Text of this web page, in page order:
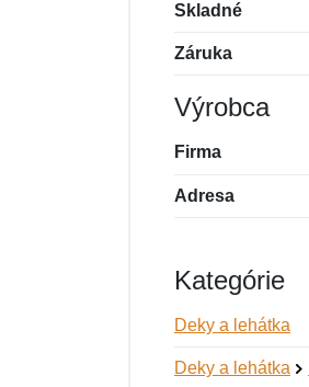
Skladné
Záruka
Výrobca
Firma
Adresa
Kategórie
Deky a lehátka
Deky a lehátka